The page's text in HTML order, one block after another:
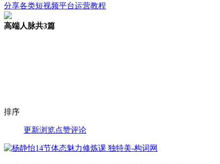
分享各类短视频平台运营教程
高端人脉共3篇
排序
更新浏览点赞评论